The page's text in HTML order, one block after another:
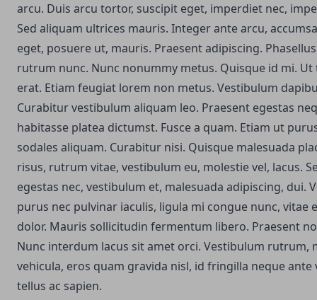
arcu. Duis arcu tortor, suscipit eget, imperdiet nec,
Sed aliquam ultrices mauris. Integer ante arcu,
eget, posuere ut, mauris. Praesent adipiscing.
rutrum nunc. Nunc nonummy metus. Quisque id mi.
erat. Etiam feugiat lorem non metus. Vestibulum
Curabitur vestibulum aliquam leo. Praesent egestas
habitasse platea dictumst. Fusce a quam. Etiam ut
sodales aliquam. Curabitur nisi. Quisque malesuada
risus, rutrum vitae, vestibulum eu, molestie vel, lacus.
egestas nec, vestibulum et, malesuada adipiscing, dui.
purus nec pulvinar iaculis, ligula mi congue nunc, vitae
dolor. Mauris sollicitudin fermentum libero. Praesent
Nunc interdum lacus sit amet orci. Vestibulum rutrum,
vehicula, eros quam gravida nisl, id fringilla neque
tellus ac sapien.